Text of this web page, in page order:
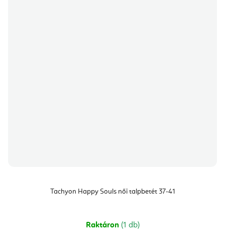
Tachyon Happy Souls női talpbetét 37-41
Raktáron (1 db)